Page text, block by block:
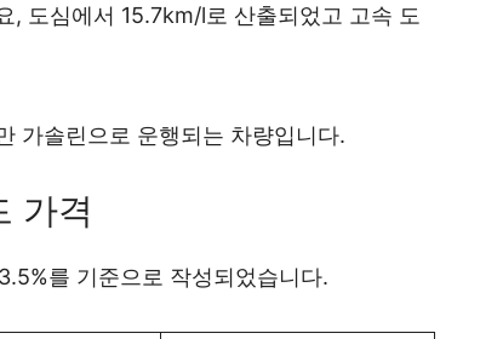
, 도심에서 15.7km/l로 산출되었고 고속 도
가솔린으로 운행되는 차량입니다.
가격
를 기준으로 작성되었습니다.